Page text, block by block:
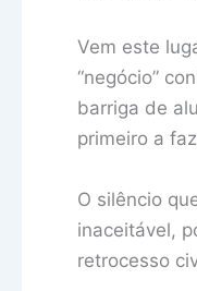
Vem este
“negócio”
barriga de
primeiro a
O silêncio
inaceitável,
retrocesso